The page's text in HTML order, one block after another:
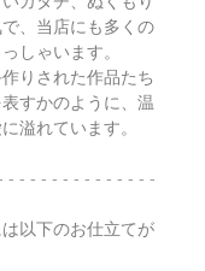
、当店にも多くの
しゃいます。
りされた作品たち
すかのように、温
溢れています。
- - - - - - - - - - - - - -
以下のお仕立てが